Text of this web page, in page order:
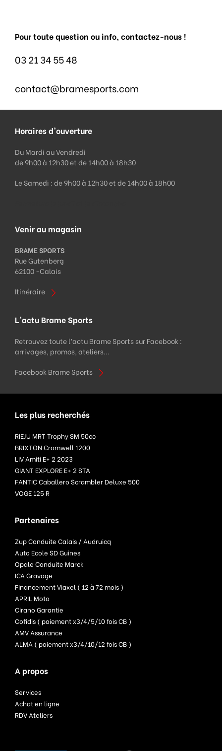
Pour toute question ou info, contactez-nous !
03 21 34 55 48
contact@bramesports.com
Horaires d'ouverture
Du Mardi au Vendredi
de 9h00 à 12h30 et de 14h00 à 18h30
Le Samedi : de 9h00 à 12h30 et de 14h00 à 18h00
Venir au magasin
BRAME SPORTS
Rue Gutenberg
62100 -Calais
Itinéraire
L'actu Brame Sports
Retrouvez toute l’actu Brame Sports sur Facebook :
arrivages, promos, ateliers...
Facebook Brame Sports
Les plus recherchés
RIEJU MRT Trophy SM 50cc
BRIXTON Cromwell 1200
LIV Amiti E+ 2 2023
GIANT EXPLORE E+ 2 STA
FANTIC Caballero Scrambler Deluxe 500
VOGE 125 R
Partenaires
Zup Conduite Calais / Audruicq
Auto Ecole SD Guines
Opale Conduite Marck
ICA Gravage
Financement Viaxel ( 12 à 72 mois )
APRIL Moto
Cirano Garantie
Cofidis ( paiement x3/4/5/10 fois CB )
AMV Assurance
ALMA ( paiement x3/4/10/12 fois CB )
A propos
Services
Achat en ligne
RDV Ateliers